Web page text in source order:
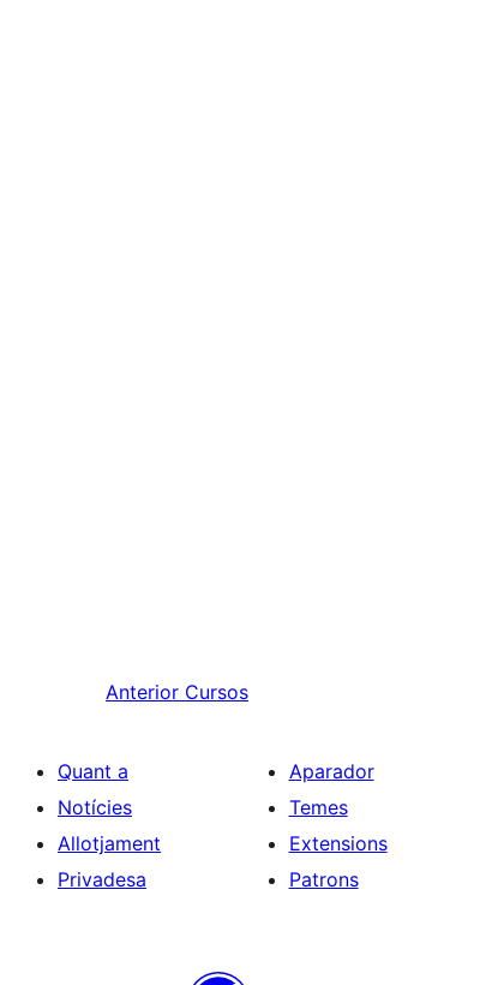
Anterior Cursos
Quant a
Notícies
Allotjament
Privadesa
Aparador
Temes
Extensions
Patrons